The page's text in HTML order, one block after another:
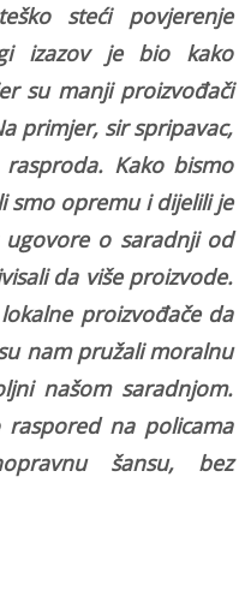
steći povjerenje
izazov je bio kako
su manji proizvođači
primjer, sir spripavac,
Kako bismo
smo opremu i dijelili je
o saradnji od
da više proizvode.
proizvođače da
nam pružali moralnu
našom saradnjom.
na policama
šansu, bez